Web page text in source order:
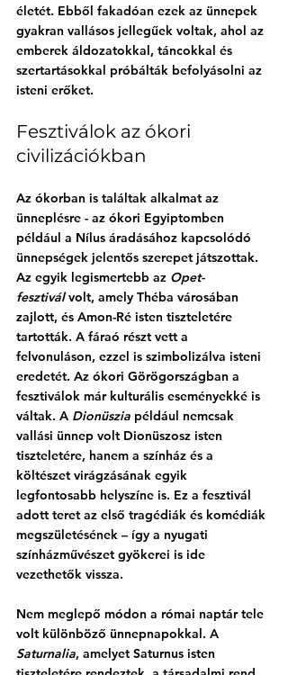
életét. Ebből fakadóan ezek az ünnepek
gyakran vallásos jellegűek voltak, ahol az
emberek áldozatokkal, táncokkal és
szertartásokkal próbálták befolyásolni az
isteni erőket.
Fesztiválok az ókori
civilizációkban
Az ókorban is találtak alkalmat az
ünneplésre - az ókori Egyiptomben
például a Nílus áradásához kapcsolódó
ünnepségek jelentős szerepet játszottak.
Az egyik legismertebb az Opet-
fesztivál volt, amely Théba városában
zajlott, és Amon-Ré isten tiszteletére
tartották. A fáraó részt vett a
felvonuláson, ezzel is szimbolizálva isteni
eredetét. Az ókori Görögországban a
fesztiválok már kulturális eseményekké is
váltak. A Dionüszia például nemcsak
vallási ünnep volt Dionüszosz isten
tiszteletére, hanem a színház és a
költészet virágzásának egyik
legfontosabb helyszíne is. Ez a fesztivál
adott teret az első tragédiák és komédiák
megszületésének – így a nyugati
színházművészet gyökerei is ide
vezethetők vissza.
Nem meglepő módon a római naptár tele
volt különböző ünnepnapokkal. A
Saturnalia, amelyet Saturnus isten